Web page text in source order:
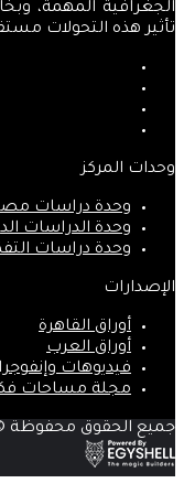
الجغرافية المهمة،
تأثير هذه التحولات
وحدات المركز
وحدة دراسات
وحدة الدراسات
وحدة دراسات
الإصدارات
أوراق القاهرة
أوراق العرب
فيديوهات
مجلة مساحات
جميع الحقوق محفوظة © 2026 مركز رع للدراسات